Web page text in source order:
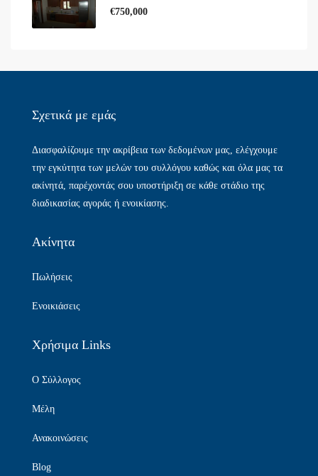
€750,000
Σχετικά με εμάς​
Διασφαλίζουμε την ακρίβεια των δεδομένων μας, ελέγχουμε
την εγκύτητα των μελών του συλλόγου καθώς και όλα μας τα
ακίνητά, παρέχοντάς σου υποστήριξη σε κάθε στάδιο της
διαδικασίας αγοράς ή ενοικίασης.
Ακίνητα
Πωλήσεις
Ενοικιάσεις
Χρήσιμα Links
Ο Σύλλογος
Μέλη
Ανακοινώσεις
Blog